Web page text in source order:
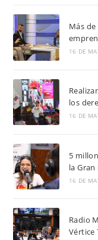
Más
16 DE
los
16 DE
5
la
16 DE
Radio
Vértice